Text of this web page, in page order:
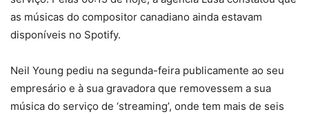
as músicas do compositor canadiano ainda estavam
disponíveis no Spotify.
Neil Young pediu na segunda-feira publicamente ao seu
empresário e à sua gravadora que removessem a sua
música do serviço de ‘streaming’, onde tem mais de seis